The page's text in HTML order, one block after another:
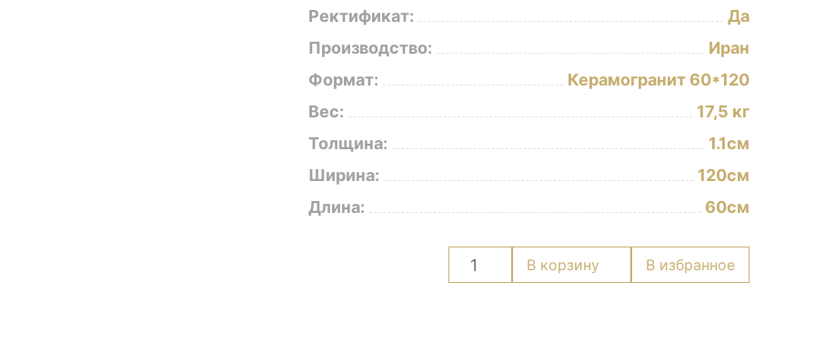
Ректификат:
Да
Производство:
Иран
Формат:
Керамогранит 60*120
Вес:
17,5 кг
Толщина:
1.1см
Ширина:
120см
Длина:
60см
В избранное
Количество
товара
В корзину